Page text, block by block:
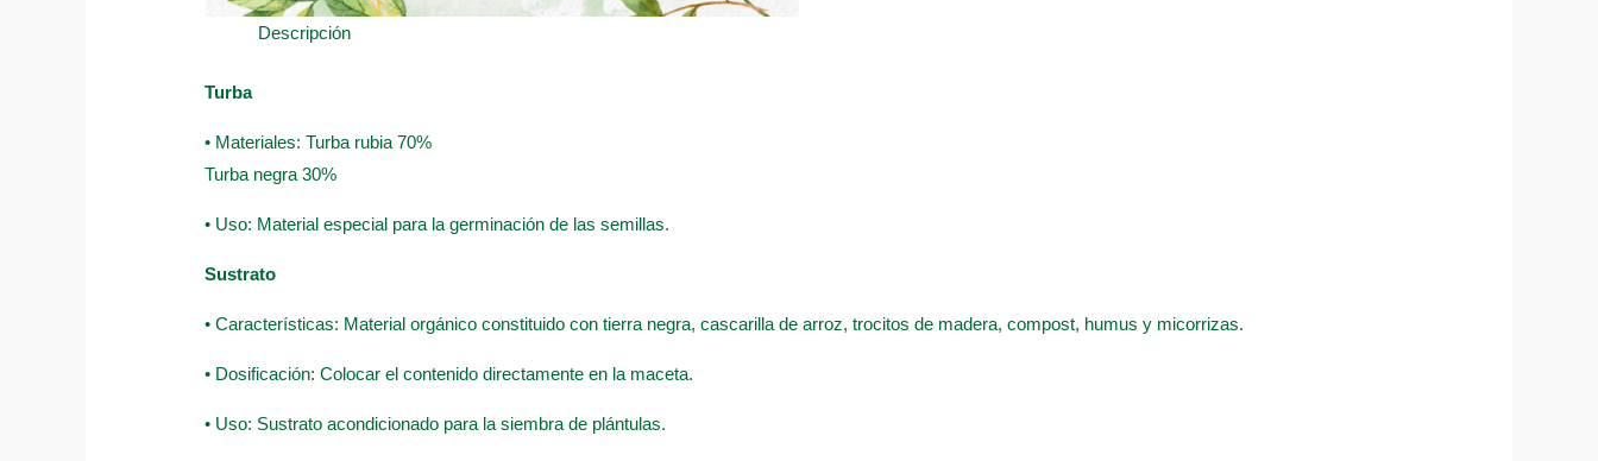
Descripción
Turba
• Materiales: Turba rubia 70%
Turba negra 30%
• Uso: Material especial para la germinación de las semillas.
Sustrato
• Características: Material orgánico constituido con tierra negra, cascarilla de arroz, trocitos de madera, compost, humus y micorrizas.
• Dosificación: Colocar el contenido directamente en la maceta.
• Uso: Sustrato acondicionado para la siembra de plántulas.